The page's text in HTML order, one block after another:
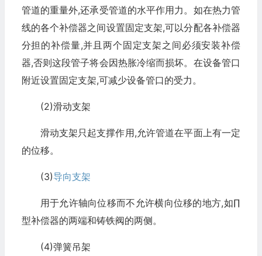
管道的重量外,还承受管道的水平作用力。如在热力管
线的各个补偿器之间设置固定支架,可以分配各补偿器
分担的补偿量,并且两个固定支架之间必须安装补偿
器,否则这段管子将会因热胀冷缩而损坏。在设备管口
附近设置固定支架,可减少设备管口的受力。
(2)滑动支架
滑动支架只起支撑作用,允许管道在平面上有一定
的位移。
(3)导向支架
用于允许轴向位移而不允许横向位移的地方,如∏
型补偿器的两端和铸铁阀的两侧。
(4)弹簧吊架